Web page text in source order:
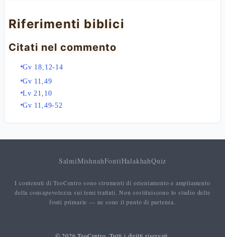
Riferimenti biblici
Citati nel commento
Gv 18,12-14
Gv 11,49
Lv 21,10
Gv 11,49-52
SalmiMishnahFontiHalakhahQuiz
I contenuti di TeoCentro sono strumenti di orientamento e ampliamento
della consapevolezza sui temi trattati. Non sostituiscono lo studio delle
fonti primarie — ne sono il punto di partenza.